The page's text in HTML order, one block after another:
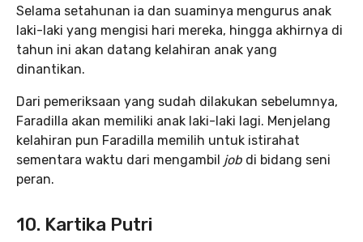
Selama setahunan ia dan suaminya mengurus anak
laki-laki yang mengisi hari mereka, hingga akhirnya di
tahun ini akan datang kelahiran anak yang
dinantikan.
Dari pemeriksaan yang sudah dilakukan sebelumnya,
Faradilla akan memiliki anak laki-laki lagi. Menjelang
kelahiran pun Faradilla memilih untuk istirahat
sementara waktu dari mengambil job di bidang seni
peran.
10. Kartika Putri